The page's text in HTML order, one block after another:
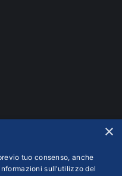
×
tuo consenso, anche
sull’utilizzo del